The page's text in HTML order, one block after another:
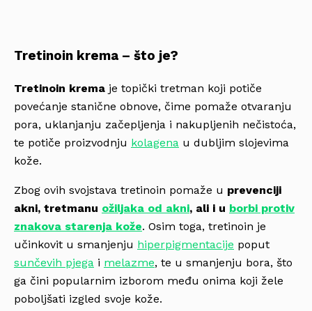
Tretinoin krema – što je?
Tretinoin krema je topički tretman koji potiče
povećanje stanične obnove, čime pomaže otvaranju
pora, uklanjanju začepljenja i nakupljenih nečistoća,
te potiče proizvodnju kolagena u dubljim slojevima
kože.
Zbog ovih svojstava tretinoin pomaže u prevenciji
akni, tretmanu ožiljaka od akni, ali i u borbi protiv
znakova starenja kože. Osim toga, tretinoin je
učinkovit u smanjenju hiperpigmentacije poput
sunčevih pjega i melazme, te u smanjenju bora, što
ga čini popularnim izborom među onima koji žele
poboljšati izgled svoje kože.